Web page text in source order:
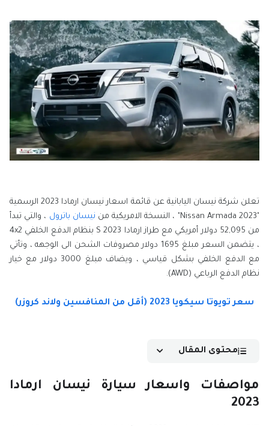
تعلن شركة نيسان اليابانية عن قائمة اسعار نيسان ارمادا 2023 الرسمية
"Nissan Armada 2023" ، النسخة الامريكية من
نيسان باترول ، والتي تبدأ
من 52,095 دولار أمريكي مع طراز ارمادا S 2023 بنظام الدفع الخلفي 4x2
، يتضمن السعر مبلغ 1695 دولار مصروفات الشحن الى الوجهه ، وتأتي
مع الدفع الخلفي بشكل قياسي ، ويضاف مبلغ 3000 دولار مع خيار
نظام الدفع الرباعي (AWD).
سعر تويوتا سيكويا 2023 (أقل من المنافسين ولاند كروزر)
محتوى المقال
مواصفات واسعار سيارة نيسان ارمادا
2023